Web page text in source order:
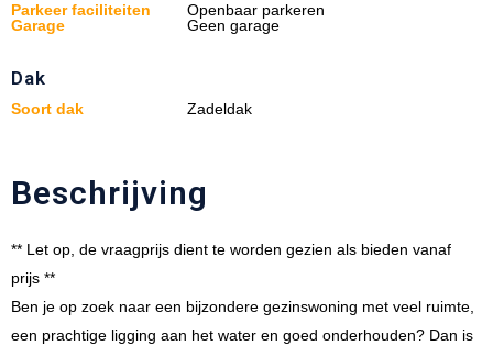
Parkeer faciliteiten
Openbaar parkeren
Garage
Geen garage
Dak
Soort dak Zadeldak
Beschrijving
** Let op, de vraagprijs dient te worden gezien als bieden vanaf
prijs **
Ben je op zoek naar een bijzondere gezinswoning met veel ruimte,
een prachtige ligging aan het water en goed onderhouden? Dan is